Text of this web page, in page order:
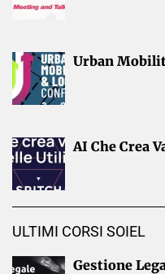
Urban
AI Che Crea
ULTIMI CORSI SOIEL
Gestione